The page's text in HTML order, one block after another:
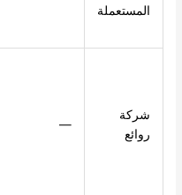
المستعملة
شركة
روائع
—